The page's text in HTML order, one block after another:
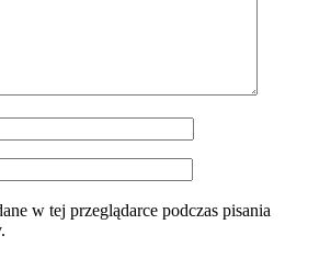
w tej przeglądarce podczas pisania